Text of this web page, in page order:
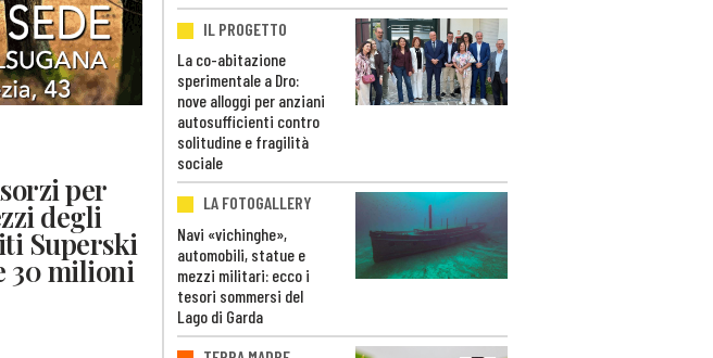
per
degli
Superski
30 milioni
IL PROGETTO
La co-abitazione
sperimentale a Dro:
nove alloggi per anziani
autosufficienti contro
solitudine e fragilità
sociale
LA FOTOGALLERY
Navi «vichinghe»,
automobili, statue e
mezzi militari: ecco i
tesori sommersi del
Lago di Garda